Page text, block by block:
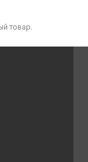
товар.